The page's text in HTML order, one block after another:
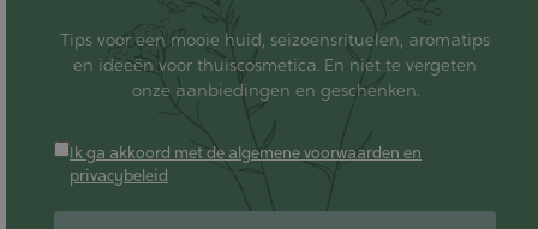
Tips voor een mooie huid, seizoensrituelen, aromatips
en ideeën voor thuiscosmetica. En niet te vergeten
onze aanbiedingen en geschenken.
Ik ga akkoord met de algemene voorwaarden en
privacybeleid